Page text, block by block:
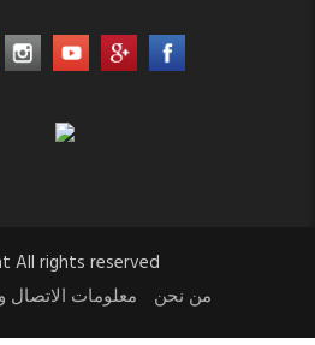
All rights reserved
من نحن
معلومات الاتصال